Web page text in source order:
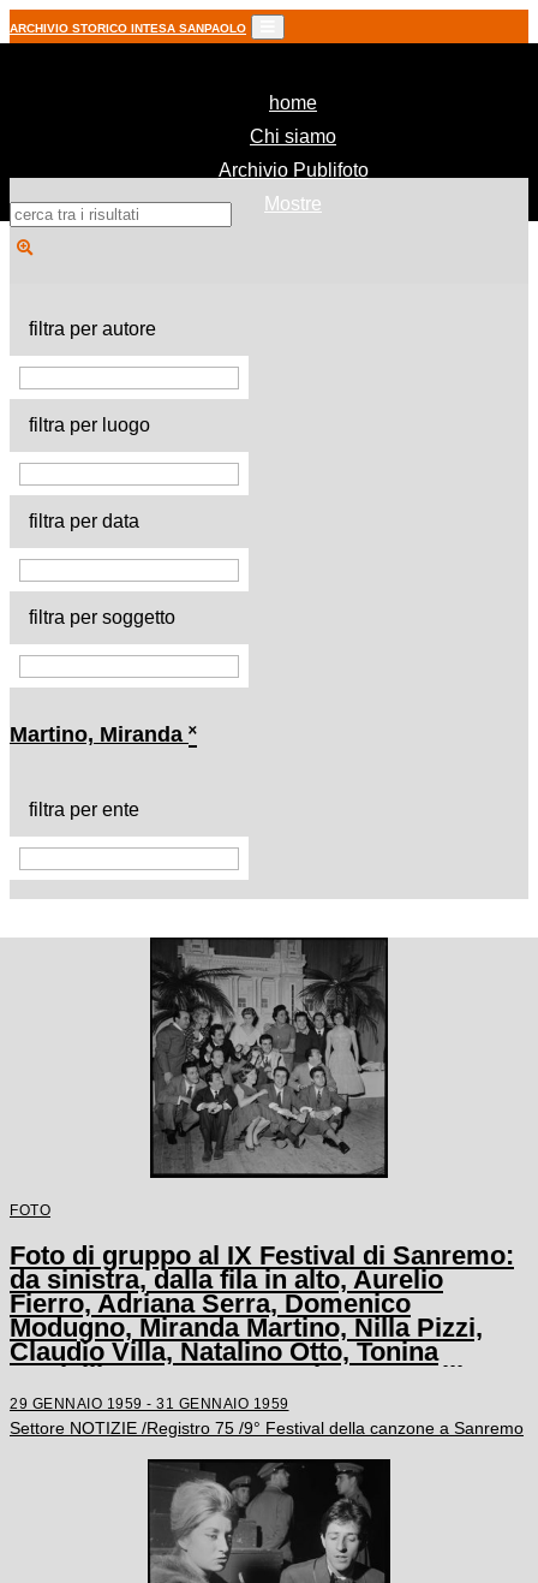
ARCHIVIO STORICO INTESA SANPAOLO
home(current)
Chi siamo
Archivio Publifoto
Mostre
filtra per autore
filtra per luogo
filtra per data
filtra per soggetto
Martino, Miranda ˟
filtra per ente
FOTO
Foto di gruppo al IX Festival di Sanremo:
da sinistra, dalla fila in alto, Aurelio
Fierro, Adriana Serra, Domenico
Modugno, Miranda Martino, Nilla Pizzi,
Claudio Villa, Natalino Otto, Tonina
Torrielli, Arturo Testa, Johnny Dorelli,
Anna D'Amico, Teddy Reno, Gino Latilla,
Achille Togliani, Betty Curtis, Enzo
29 GENNAIO 1959 - 31 GENNAIO 1959
Settore NOTIZIE /Registro 75 /9° Festival della canzone a Sanremo